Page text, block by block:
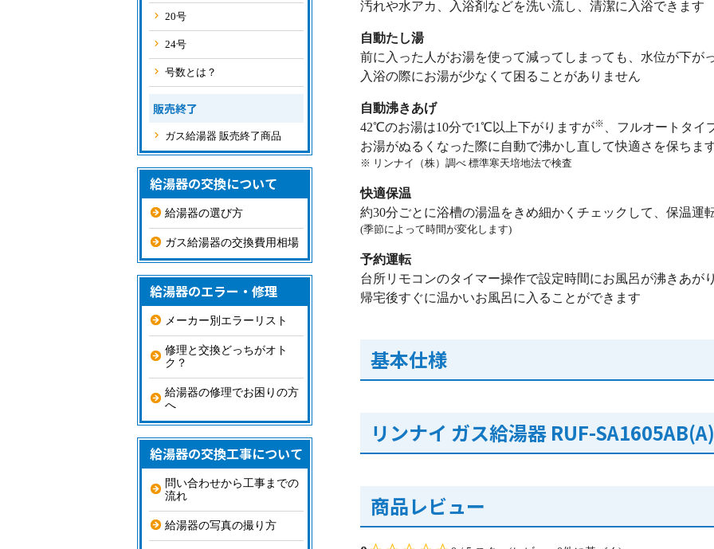
汚れや水アカ、入浴剤などを洗い流し、清潔に入浴できます
自動たし湯
前に入った人がお湯を使って減ってしまっても、水位が下が
入浴の際にお湯が少なくて困ることがありません
自動沸きあげ
42℃のお湯は10分で1℃以上下がりますが※
、フルオートタ
お湯がぬるくなった際に自動で沸かし直して快適さを保ちま
※ リンナイ（株）調べ 標準寒天培地法で検査
快適保温
約30分ごとに浴槽の湯温をきめ細かくチェックして、保温運
(季節によって時間が変化します)
予約運転
台所リモコンのタイマー操作で設定時間にお風呂が沸きあが
帰宅後すぐに温かいお風呂に入ることができます
基本仕様
リンナイ ガス給湯器 RUF-
商品レビュー
20号
24号
号数とは？
販売終了
ガス給湯器 販売終了商品
給湯器の交換について
給湯器の選び方
ガス給湯器の交換費用相場
給湯器のエラー・修理
メーカー別エラーリスト
修理と交換どっちがオト
ク？
給湯器の修理でお困りの方
へ
給湯器の交換工事について
問い合わせから工事までの
流れ
給湯器の写真の撮り方